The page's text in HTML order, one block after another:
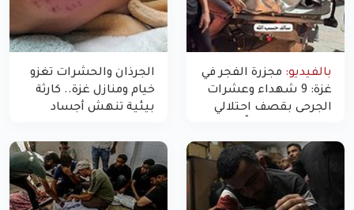
بالفيديو: مجزرة الفجر في
غزة: 9 شهداء وعشرات
الجرحى بقصف احتلالي
الجرذان والحشرات تغزو
خيام ومنازل غزة.. كارثة
بيئية تنهش أجساد